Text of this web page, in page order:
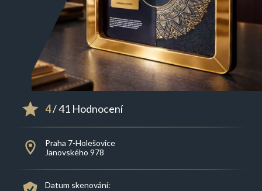
4/ 41 Hodnocení
Praha 7-Holešovice
Janovského 978
Datum skenování: